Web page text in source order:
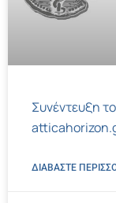
Συνέντευξη
ΔΙΑΒΑΣΤΕ